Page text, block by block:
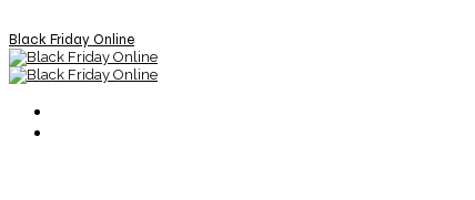
Black Friday Online